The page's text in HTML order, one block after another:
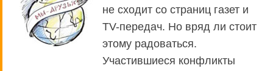
не сходит со страниц газет и
ТV-передач. Но вряд ли стоит
этому радоваться.
Участившиеся конфликты